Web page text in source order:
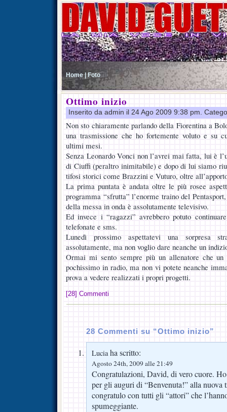
Home | Foto
Ottimo inizio
Inserito da admin il 24 Ago 2009 9:38 pm.
Non sto chiaramente parlando della Fiorentina a
una trasmissione che ho fortemente voluto e su
ultimi mesi.
Senza Leonardo Vonci non l’avrei mai fatta, lui è
di Ciuffi (peraltro inimitabile) e dopo di lui siamo
tifosi storici come Brazzini e Vuturo, oltre
La prima puntata è andata oltre le più rosee
programma “sfrutta” l’enorme traino del
della messa in onda è assolutamente televisivo.
Ed invece i “ragazzi” avrebbero potuto
telefonate e sms.
Lunedì prossimo aspettatevi una sorpresa
assolutamente, ma non voglio dare neanche un
Ormai mi sento sempre più un allenatore che
pochissimo in radio, ma non vi potete neanche
prova a vedere realizzati i propri progetti.
[28] Commenti
28 Commenti su “Ottimo inizio”
Luciaha scritto:
Agosto 24th, 2009 alle 21:49
Congratulazioni, David, di vero cuore.
per gli auguri di “Benvenuta!” alla nuova
congratulo con tutti gli “attori” che
spumeggiante.